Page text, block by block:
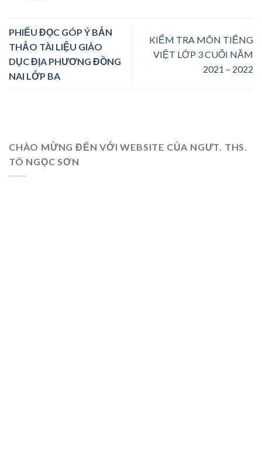
PHIẾU ĐỌC GÓP Ý BẢN
THẢO TÀI LIỆU GIÁO
DỤCĐỊA PHƯƠNG ĐỒNG
NAI LỚP BA
KIỂM TRA MÔN TIẾNG
VIỆT LỚP 3 CUỐI NĂM
2021 – 2022
CHÀO MỪNG ĐẾN VỚI WEBSITE CỦA NGƯT. THS.
TÔ NGỌC SƠN